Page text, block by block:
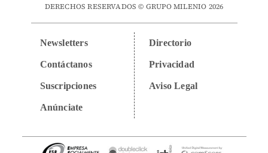
DERECHOS RESERVADOS © GRUPO MILENIO 2026
Newsletters
Contáctanos
Suscripciones
Anúnciate
Directorio
Privacidad
Aviso Legal